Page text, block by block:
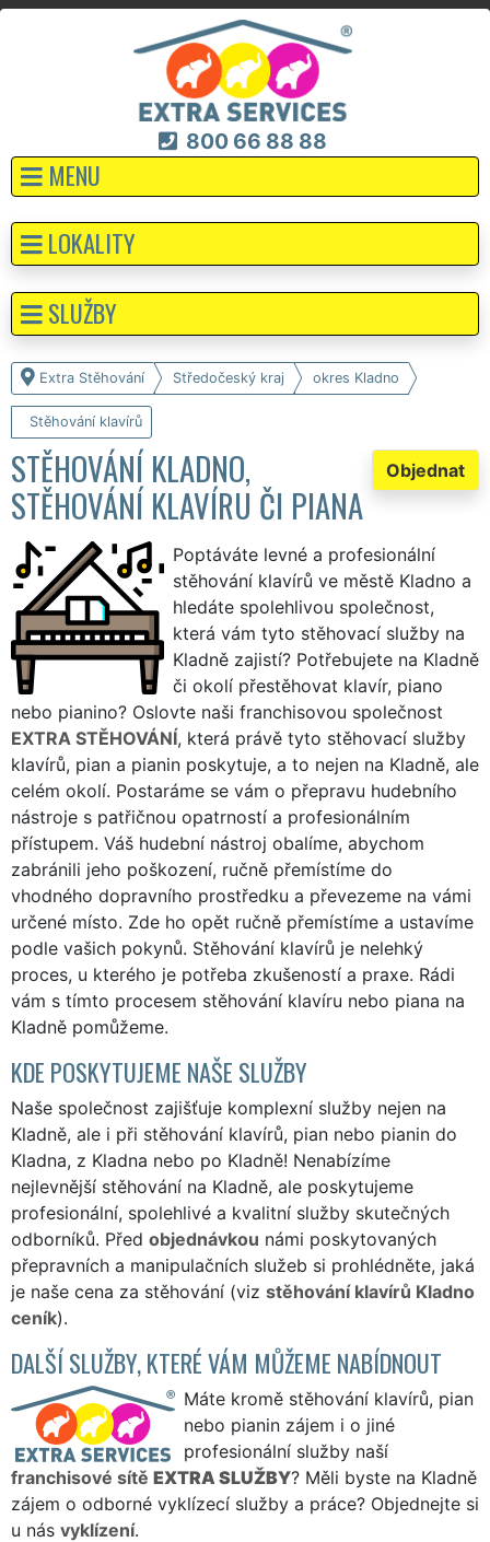
800 66 88 88
MENU
Extra Stěhování Středočeský kraj okres Kladno
Stěhování klavírů
Objednat
STĚHOVÁNÍ KLADNO,
STĚHOVÁNÍ KLAVÍRU ČI PIANA
Poptáváte levné a profesionální
stěhování klavírů ve městě Kladno a
hledáte spolehlivou společnost,
která vám tyto stěhovací služby na
Kladně zajistí? Potřebujete na Kladně
či okolí přestěhovat klavír, piano
nebo pianino? Oslovte naši franchisovou společnost
EXTRA STĚHOVÁNÍ, která právě tyto stěhovací služby
klavírů, pian a pianin poskytuje, a to nejen na Kladně, ale
celém okolí. Postaráme se vám o přepravu hudebního
nástroje s patřičnou opatrností a profesionálním
přístupem. Váš hudební nástroj obalíme, abychom
zabránili jeho poškození, ručně přemístíme do
vhodného dopravního prostředku a převezeme na vámi
určené místo. Zde ho opět ručně přemístíme a ustavíme
podle vašich pokynů. Stěhování klavírů je nelehký
proces, u kterého je potřeba zkušeností a praxe. Rádi
vám s tímto procesem stěhování klavíru nebo piana na
Kladně pomůžeme.
KDE POSKYTUJEME NAŠE SLUŽBY
Naše společnost zajišťuje komplexní služby nejen na
Kladně, ale i při stěhování klavírů, pian nebo pianin do
Kladna, z Kladna nebo po Kladně! Nenabízíme
nejlevnější stěhování na Kladně, ale poskytujeme
profesionální, spolehlivé a kvalitní služby skutečných
odborníků. Před objednávkou námi poskytovaných
přepravních a manipulačních služeb si prohlédněte, jaká
je naše cena za stěhování (viz stěhování klavírů Kladno
ceník).
DALŠÍ SLUŽBY, KTERÉ VÁM MŮŽEME NABÍDNOUT
Máte kromě stěhování klavírů, pian
nebo pianin zájem i o jiné
profesionální služby naší
franchisové sítě EXTRA SLUŽBY? Měli byste na Kladně
zájem o odborné vyklízecí služby a práce? Objednejte si
u nás vyklízení.
LOKALITY
SLUŽBY